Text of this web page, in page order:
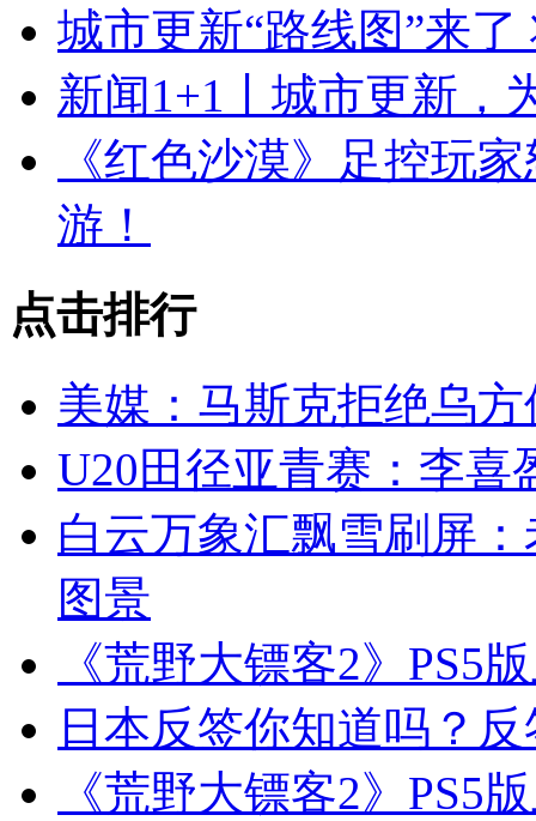
城市更新“路线图”来
新闻1+1丨城市更新，
《红色沙漠》足控玩
游！
点击排行
美媒：马斯克拒绝乌
U20田径亚青赛：李喜
白云万象汇飘雪刷屏
图景
《荒野大镖客2》PS5
日本反签你知道吗？
《荒野大镖客2》PS5